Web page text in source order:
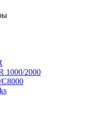
1000/2000
С8000